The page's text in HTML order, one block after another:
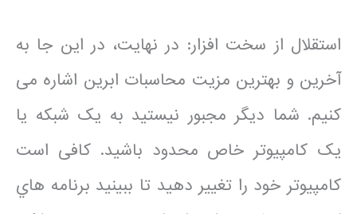
استقلال از سخت افزار: در نهایت، در این جا به
آخرین و بهترین مزیت محاسبات ابرین اشاره می
کنیم. شما دیگر مجبور نیستید به یک شبکه یا
یک کامپیوتر خاص محدود باشید. کافی است
کامپیوتر خود را تغییر دهید تا ببینید برنامه هاي